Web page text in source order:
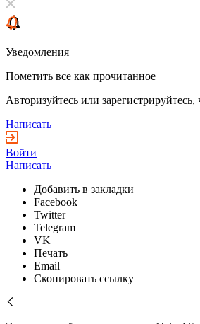
Уведомления
Пометить все как прочитанное
Авторизуйтесь или
Написать
Войти
Написать
Добавить в закладки
Facebook
Twitter
Telegram
VK
Печать
Email
Скопировать ссылку